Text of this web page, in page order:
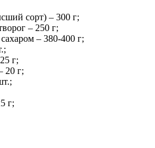
сорт) – 300 г;
– 250 г;
– 380-400 г;
г;
20 г;
г;